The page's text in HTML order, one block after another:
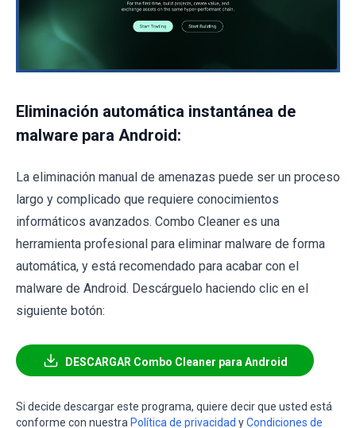
Eliminación automática instantánea de
malware para Android:
La eliminación manual de amenazas puede ser un proceso
largo y complicado que requiere conocimientos
informáticos avanzados. Combo Cleaner es una
herramienta profesional para eliminar malware de forma
automática, y está recomendado para acabar con el
malware de Android. Descárguelo haciendo clic en el
siguiente botón:
DESCARGAR Combo Cleaner para Android
Si decide descargar este programa, quiere decir que usted está
conforme con nuestra Política de privacidad yCondiciones de